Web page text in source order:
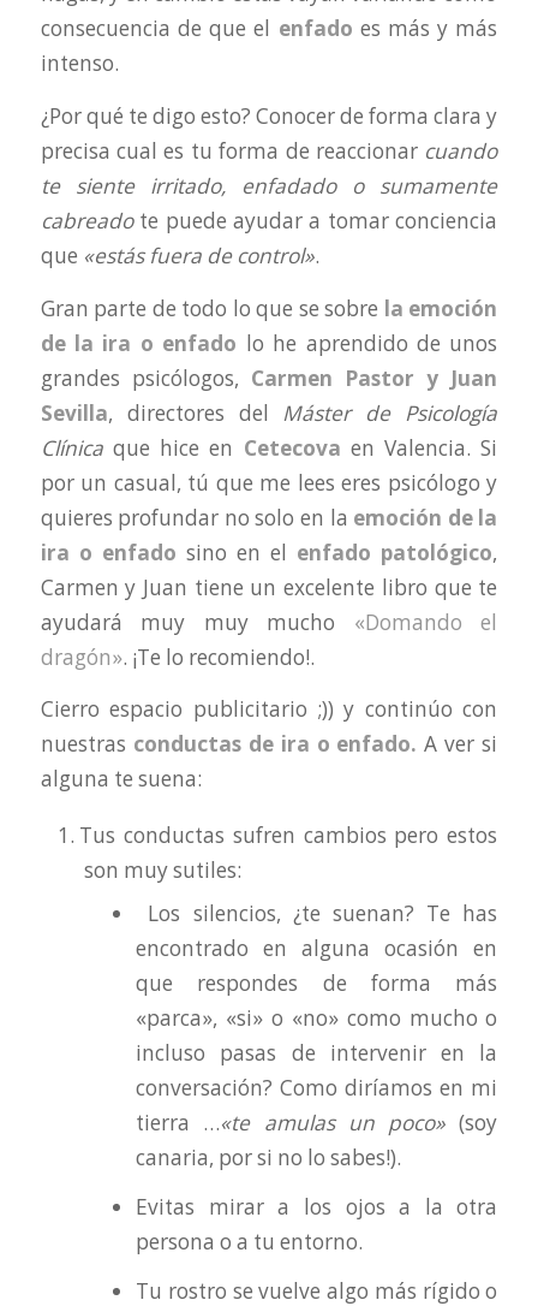
consecuencia de que el enfado es más y más
intenso.
¿Por qué te digo esto? Conocer de forma clara y
precisa cual es tu forma de reaccionar cuando
te siente irritado, enfadado o sumamente
cabreadote puede ayudar a tomar conciencia
que «estás fuera de control».
Gran parte de todo lo que se sobre la emoción
de la ira o enfado lo he aprendido de unos
grandes psicólogos, Carmen Pastor y Juan
Sevilla, directores del Máster de Psicología
Clínicaque hice en Cetecova en Valencia. Si
por un casual, tú que me lees eres psicólogo y
quieres profundar no solo en la emoción de la
ira o enfado sino en el enfado patológico,
Carmen y Juan tiene un excelente libro que te
ayudará muy muy mucho «Domando el
dragón». ¡Te lo recomiendo!.
Cierro espacio publicitario ;)) y continúo con
nuestras conductas de ira o enfado.A ver si
alguna te suena:
Tus conductas sufren cambios pero estos
son muy sutiles:
Los silencios, ¿te suenan? Te has
encontrado en alguna ocasión en
que respondes de forma más
«parca», «si» o «no» como mucho o
incluso pasas de intervenir en la
conversación? Como diríamos en mi
tierra …«te amulas un poco»(soy
canaria, por si no lo sabes!).
Evitas mirar a los ojos a la otra
persona o a tu entorno.
Tu rostro se vuelve algo más rígido o